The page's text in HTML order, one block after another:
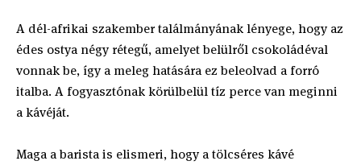
A dél-afrikai szakember találmányának lényege, hogy az
édes ostya négy rétegű, amelyet belülről csokoládéval
vonnak be, így a meleg hatására ez beleolvad a forró
italba. A fogyasztónak körülbelül tíz perce van meginni
a kávéját.
Maga a barista is elismeri, hogy a tölcséres kávé